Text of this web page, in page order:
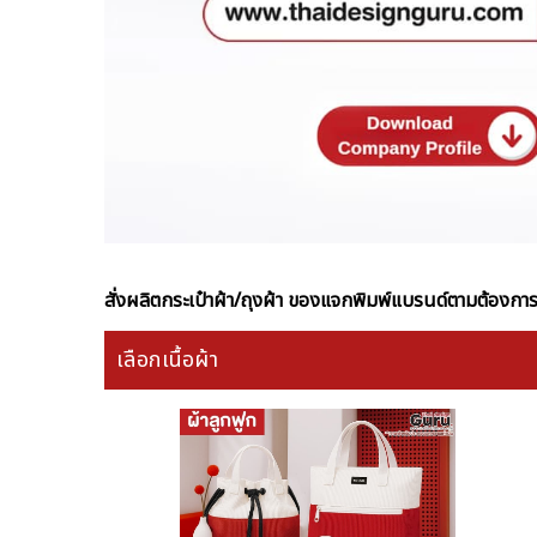
สั่งผลิตกระเป๋าผ้า/ถุงผ้า ของแจกพิมพ์แบรนด์ตามต้องการ
เลือกเนื้อผ้า